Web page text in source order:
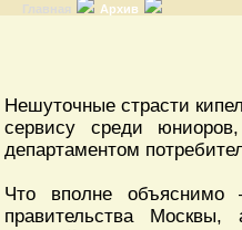
Главная Архив
Нешуточные страсти
сервису среди
департаментом
Что вполне
правительства